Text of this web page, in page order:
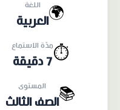
🌍 اللغة
العربية
⏱️مدّة الاستماع
7 دقيقة
📚 المستوى
الصف الثالث